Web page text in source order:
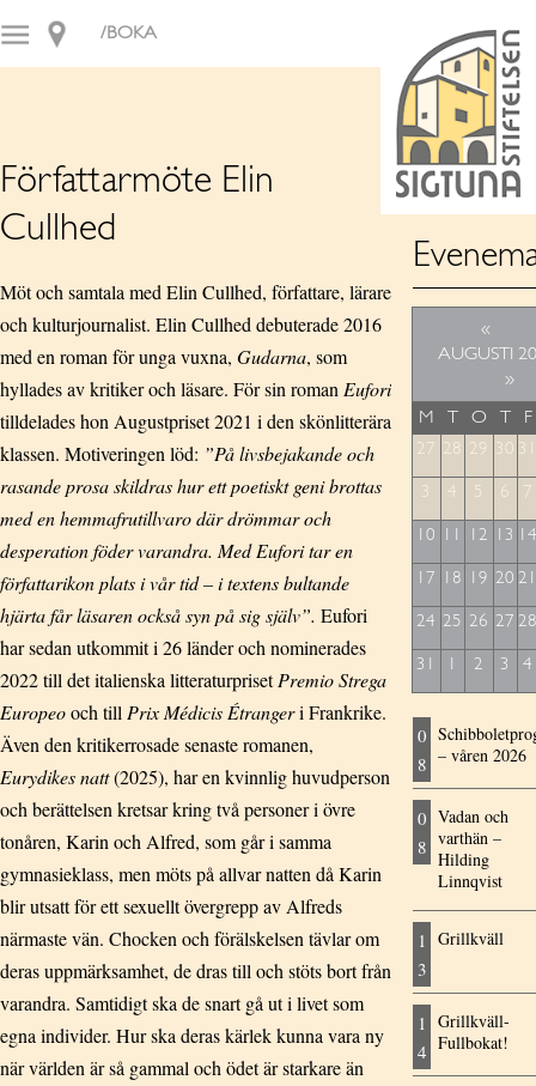
/BOKA
Författarmöte Elin
Cullhed
Möt och samtala med Elin Cullhed, författare, lärare
och kulturjournalist. Elin Cullhed debuterade 2016
med en roman för unga vuxna, Gudarna, som
hyllades av kritiker och läsare. För sin roman Eufori
tilldelades hon Augustpriset 2021 i den skönlitterära
klassen. Motiveringen löd: ”På livsbejakande och
rasande prosa skildras hur ett poetiskt geni brottas
med en hemmafrutillvaro där drömmar och
desperation föder varandra. Med Eufori tar en
författarikon plats i vår tid – i textens bultande
hjärta får läsaren också syn på sig själv”. Eufori
har sedan utkommit i 26 länder och nominerades
2022 till det italienska litteraturprisetPremio Strega
Europeooch till Prix Médicis Étrangeri Frankrike.
Även den kritikerrosade senaste romanen,
Eurydikes natt(2025), har en kvinnlig huvudperson
och berättelsen kretsar kring två personer i övre
tonåren, Karin och Alfred, som går i samma
gymnasieklass, men möts på allvar natten då Karin
blir utsatt för ett sexuellt övergrepp av Alfreds
närmaste vän. Chocken och förälskelsen tävlar om
deras uppmärksamhet, de dras till och stöts bort från
varandra. Samtidigt ska de snart gå ut i livet som
egna individer. Hur ska deras kärlek kunna vara ny
när världen är så gammal och ödet är starkare än
«
AUGUSTI
»
M
T O T F
27 28 29 30
3 4 5 6 7
10 11 12 13
17 18 19 20
24 25 26 27
31 1 2 3 4
0
8 – våren 2026
0
8
Vadan och
varthän –
Hilding
Linnqvist
1
3
Grillkväll
1
4
Grillkväll-
Fullbokat!